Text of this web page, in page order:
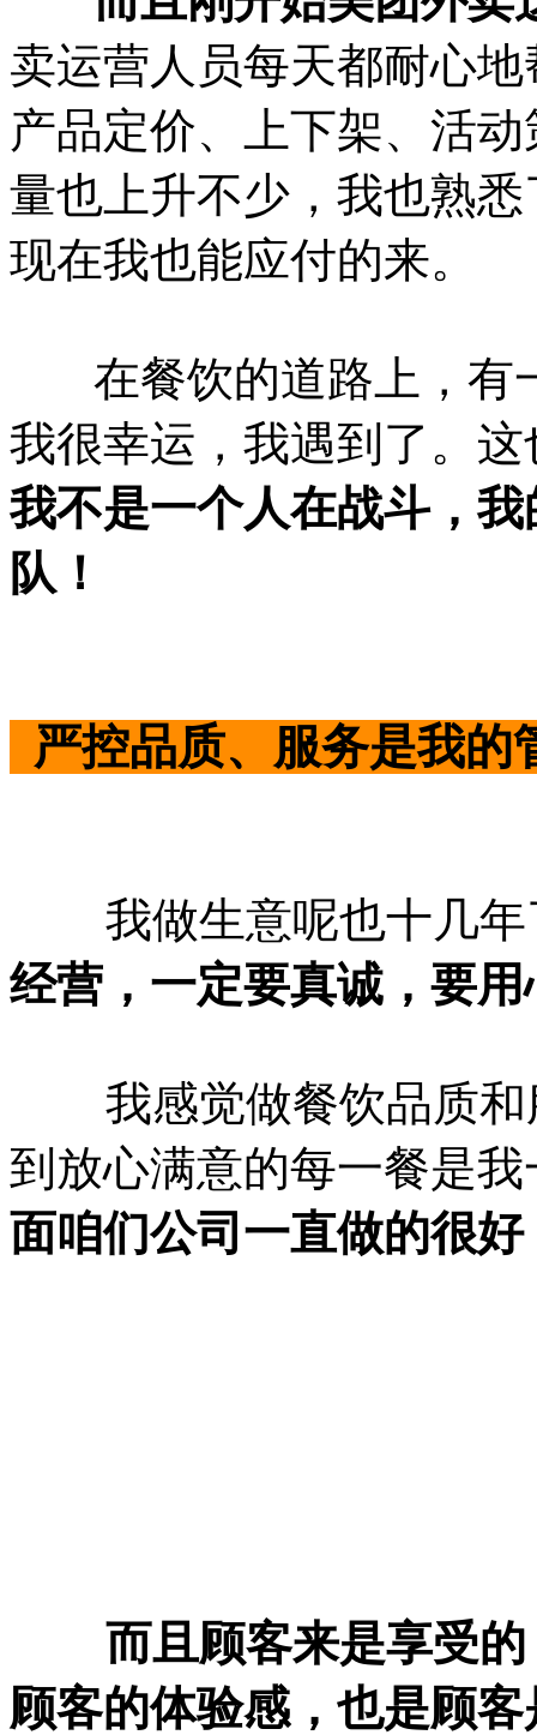
卖运营人员每天都耐心
产品定价、上下架、活
量也上升不少，我也熟
现在我也能应付的来。
在餐饮的道路上，有
我很幸运，我遇到了。
我不是一个人在战斗，
队！
严控品质、服务是我
我做生意呢也十几年
经营，一定要真诚，要用
我感觉做餐饮品质和
到放心满意的每一餐是
面咱们公司一直做的很
而且顾客来是享受的
顾客的体验感，也是顾